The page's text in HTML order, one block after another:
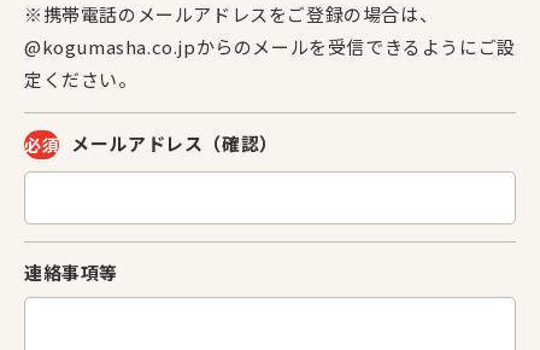
※携帯電話のメールアドレスをご登録の場合は、
@kogumasha.co.jpからのメールを受信できるようにご設
定ください。
必須 メールアドレス （確認）
連絡事項等